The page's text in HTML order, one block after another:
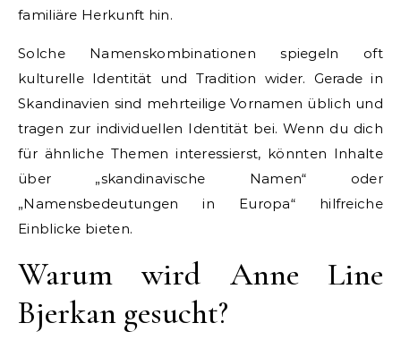
familiäre Herkunft hin.
Solche Namenskombinationen spiegeln oft
kulturelle Identität und Tradition wider. Gerade in
Skandinavien sind mehrteilige Vornamen üblich und
tragen zur individuellen Identität bei. Wenn du dich
für ähnliche Themen interessierst, könnten Inhalte
über „skandinavische Namen“ oder
„Namensbedeutungen in Europa“ hilfreiche
Einblicke bieten.
Warum wird Anne Line
Bjerkan gesucht?